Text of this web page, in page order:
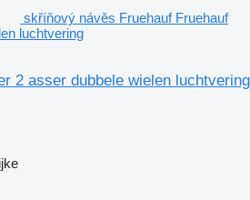
skříňový návěs Fruehauf Fruehauf
luchtvering
2 asser dubbele wielen luchtvering